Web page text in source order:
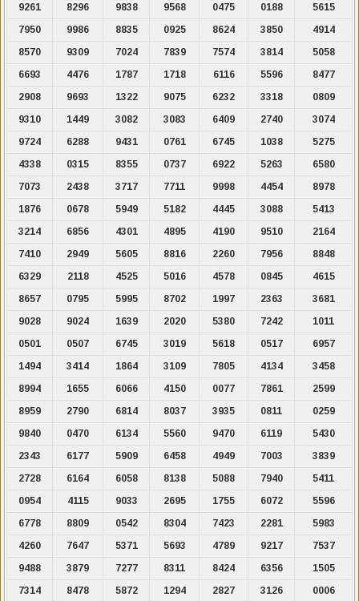
9261
8296 9838 9568 0475 0188
5615
7950
9986 8835 0925 8624 3850
4914
8570
9309 7024 7839 7574 3814
5058
6693
4476 1787 1718 6116 5596
8477
2908
9693 1322 9075 6232 3318
0809
9310
1449 3082 3083 6409 2740
3074
9724
6288 9431 0761 6745 1038
5275
4338
0315 8355 0737 6922 5263
6580
7073
2438 3717 7711 9998 4454
8978
1876
0678 5949 5182 4445 3088
5413
3214
6856 4301 4895 4190 9510
2164
7410
2949 5605 8816 2260 7956
8848
6329
2118 4525 5016 4578 0845
4615
8657
0795 5995 8702 1997 2363
3681
9028
9024 1639 2020 5380 7242
1011
0501
0507 6745 3019 5618 0517
6957
1494
3414 1864 3109 7805 4134
3458
8994
1655 6066 4150 0077 7861
2599
8959
2790 6814 8037 3935 0811
0259
9840
0470 6134 5560 9470 6119
5430
2343
6177 5909 6458 4949 7003
3839
2728
6164 6058 8138 5088 7940
5411
0954
4115 9033 2695 1755 6072
5596
6778
8809 0542 8304 7423 2281
5983
4260
7647 5371 5693 4789 9217
7537
9488
3879 7277 8311 8424 6356
1505
7314
8478 5872 1294 2827 3126
0006